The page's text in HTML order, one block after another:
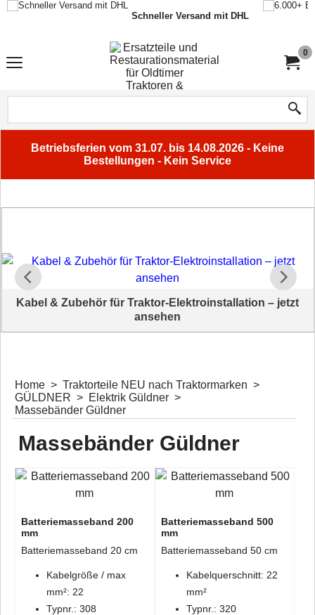
Schneller Versand mit DHL
0
Betriebsferien vom 31.07. bis 14.08.2026 - Keine
Bestellungen - Kein Service
Kabel & Zubehör für Traktor-Elektroinstallation – jetzt
ansehen
Home > Traktorteile NEU nach Traktormarken >
GÜLDNER > Elektrik Güldner >
Massebänder Güldner
Massebänder Güldner
Batteriemasseband 200
mm
Batteriemasseband 20 cm
Kabelgröße / max
mm²: 22
Typnr.: 308
Batteriemasseband 500
mm
Batteriemasseband 50 cm
Kabelquerschnitt: 22
mm²
Typnr.: 320